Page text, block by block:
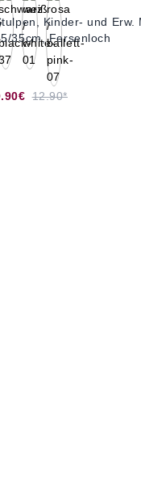
Kinder- und Erw.
35cm, Fersenloch
12.90*